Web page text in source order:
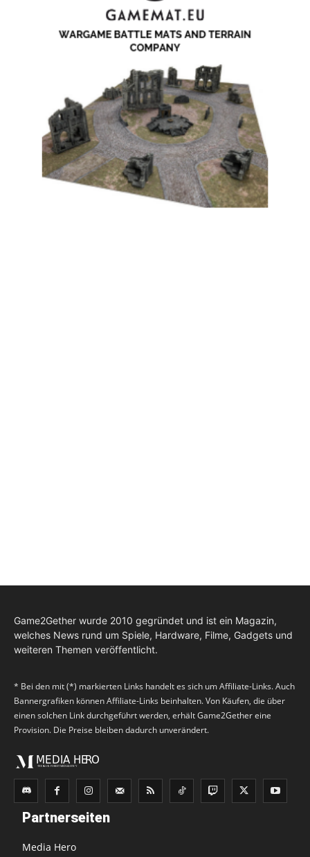
Game2Gether wurde 2010 gegründet und ist ein Magazin,
welches News rund um Spiele, Hardware, Filme, Gadgets und
weiteren Themen veröffentlicht.
* Bei den mit (*) markierten Links handelt es sich um Affiliate-Links. Auch
Bannergrafiken können Affiliate-Links beinhalten. Von Käufen, die über
einen solchen Link durchgeführt werden, erhält Game2Gether eine
Provision. Die Preise bleiben dadurch unverändert.
Partnerseiten
Media Hero